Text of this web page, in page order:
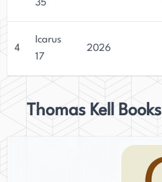
35
4
Icarus
17
2026
Thomas Kell Books